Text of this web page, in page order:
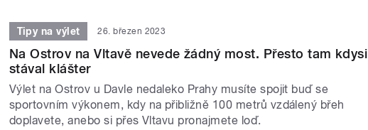
Tipy na výlet 26. březen 2023
Na Ostrov na Vltavě nevede žádný most. Přesto tam kdysi
stával klášter
Výlet na Ostrov u Davle nedaleko Prahy musíte spojit buď se
sportovním výkonem, kdy na přibližně 100 metrů vzdálený břeh
doplavete, anebo si přes Vltavu pronajmete loď.